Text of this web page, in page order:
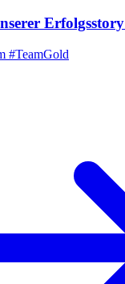
Erfolgsstory
#TeamGold